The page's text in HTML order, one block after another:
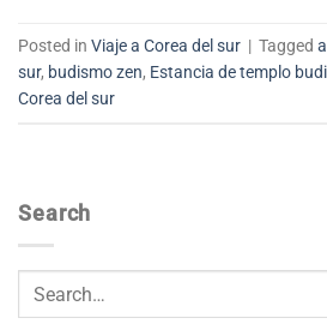
Posted in Viaje a Corea del sur | Tagged
sur, budismo zen, Estancia de templo
Corea del sur
Search